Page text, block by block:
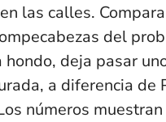
las calles.
del
hondo, deja pasar
a diferencia
números